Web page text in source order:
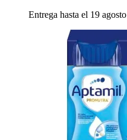
Entrega hasta el 19 agosto